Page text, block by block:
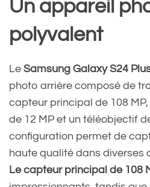
Un appareil
polyvalent
Le Samsung Galaxy S24
photo arrière composé de
capteur principal de 108
de 12 MP et un téléobjectif
configuration permet de
haute qualité dans diverses
Le capteur principal de 108